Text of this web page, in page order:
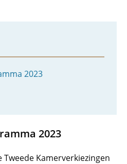
2023
2023
Tweede Kamerverkiezingen